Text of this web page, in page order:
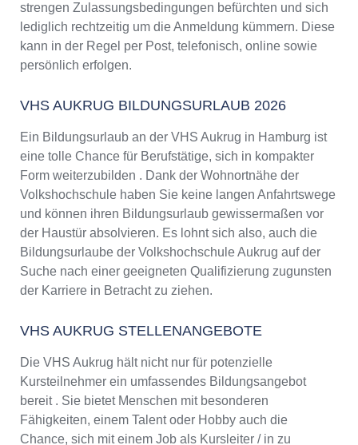
strengen Zulassungsbedingungen befürchten und sich
lediglich rechtzeitig um die Anmeldung kümmern. Diese
kann in der Regel per Post, telefonisch, online sowie
persönlich erfolgen.
VHS AUKRUG BILDUNGSURLAUB 2026
Ein Bildungsurlaub an der VHS Aukrug in Hamburg ist
eine tolle Chance für Berufstätige, sich in kompakter
Form weiterzubilden . Dank der Wohnortnähe der
Volkshochschule haben Sie keine langen Anfahrtswege
und können ihren Bildungsurlaub gewissermaßen vor
der Haustür absolvieren. Es lohnt sich also, auch die
Bildungsurlaube der Volkshochschule Aukrug auf der
Suche nach einer geeigneten Qualifizierung zugunsten
der Karriere in Betracht zu ziehen.
VHS AUKRUG STELLENANGEBOTE
Die VHS Aukrug hält nicht nur für potenzielle
Kursteilnehmer ein umfassendes Bildungsangebot
bereit . Sie bietet Menschen mit besonderen
Fähigkeiten, einem Talent oder Hobby auch die
Chance, sich mit einem Job als Kursleiter / in zu